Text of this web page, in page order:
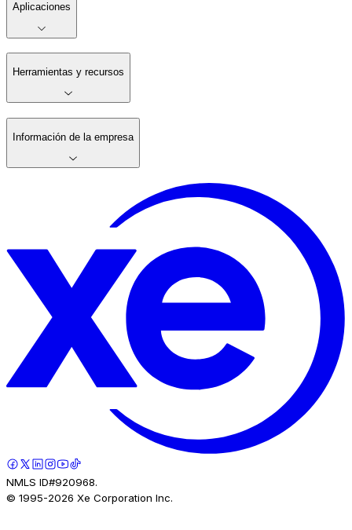
Aplicaciones
Herramientas y recursos
Información de la empresa
NMLS ID#920968.
© 1995-2026 Xe Corporation Inc.